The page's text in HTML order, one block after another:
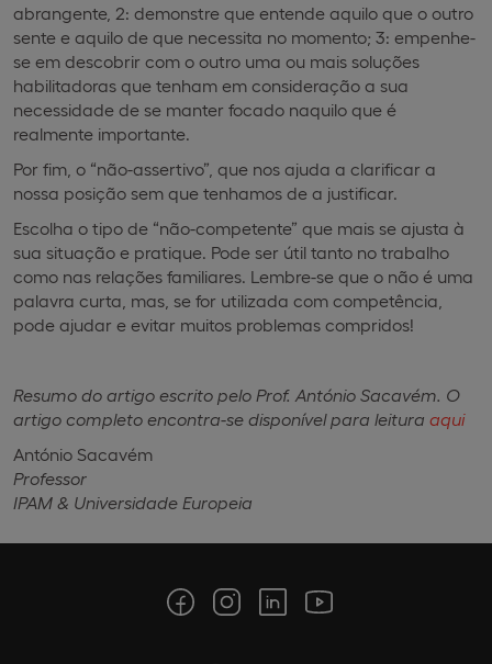
abrangente, 2: demonstre que entende aquilo que o outro
sente e aquilo de que necessita no momento; 3: empenhe-
se em descobrir com o outro uma ou mais soluções
habilitadoras que tenham em consideração a sua
necessidade de se manter focado naquilo que é
realmente importante.
Por fim, o “não-assertivo”, que nos ajuda a clarificar a
nossa posição sem que tenhamos de a justificar.
Escolha o tipo de “não-competente” que mais se ajusta à
sua situação e pratique. Pode ser útil tanto no trabalho
como nas relações familiares. Lembre-se que o não é uma
palavra curta, mas, se for utilizada com competência,
pode ajudar e evitar muitos problemas compridos!
Resumo do artigo escrito pelo Prof. António Sacavém. O
artigo completo encontra-se disponível para leitura aqui
António Sacavém
Professor
IPAM & Universidade Europeia